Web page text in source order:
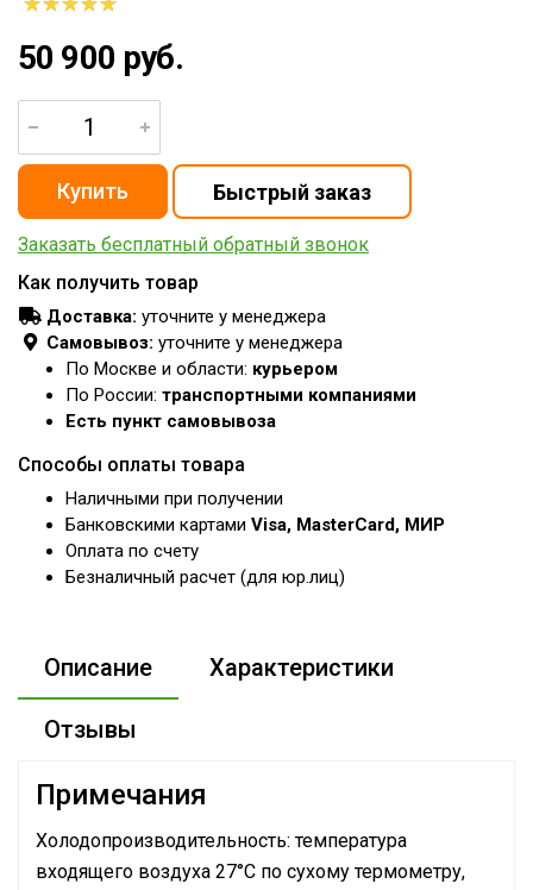
50 900 руб.
Заказать бесплатный обратный звонок
Как получить товар
Доставка: уточните у менеджера
Самовывоз: уточните у менеджера
По Москве и области: курьером
По России: транспортными компаниями
Есть пункт самовывоза
Способы оплаты товара
Наличными при получении
Банковскими картами Visa, MasterCard, МИР
Оплата по счету
Безналичный расчет (для юр.лиц)
Описание Характеристики
Отзывы
Примечания
Холодопроизводительность: температура
входящего воздуха 27°С по сухому термометру,